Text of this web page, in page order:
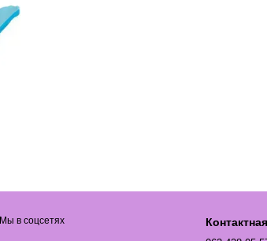
Мы в соцсетях